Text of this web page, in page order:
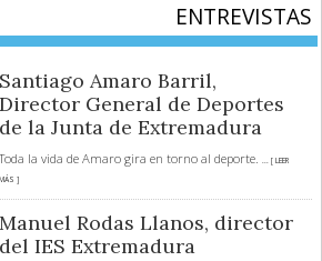
ENTREVISTAS
Santiago Amaro Barril,
Director General de Deportes
de la Junta de Extremadura
la vida de Amaro gira en torno al deporte. ... [ LEER
MÁS ]
Manuel Rodas Llanos, director
del IES Extremadura